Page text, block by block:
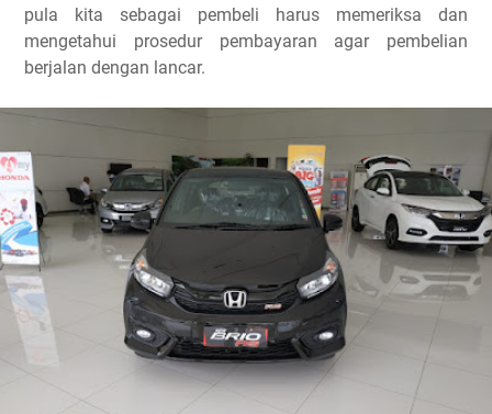
pula kita sebagai pembeli harus memeriksa dan
mengetahui prosedur pembayaran agar pembelian
berjalan dengan lancar.